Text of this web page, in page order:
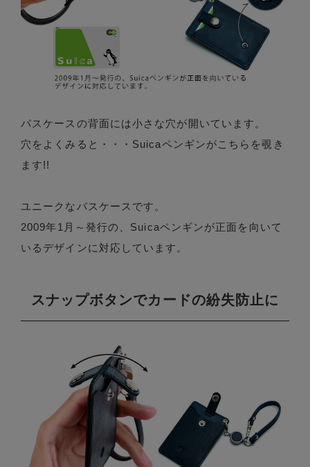
パスケースの背面には小さな穴が開いています。
穴をよくみると・・・Suicaペンギンがこちらを覗き
ます!!
ユニークなパスケースです。
2009年1月～発行の、Suicaペンギンが正面を向いて
いるデザインに対応しています。
スナップボタンでカードの紛失防止に